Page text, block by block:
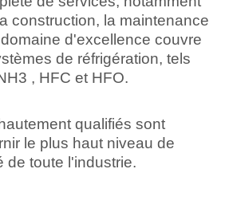
construction, la maintenance
d'excellence couvre
de réfrigération, tels
, HFC et HFO.
qualifiés sont
le plus haut niveau de
de toute l'industrie.